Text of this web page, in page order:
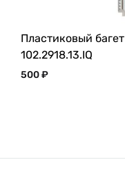
Пластиковый багет
102.2918.13.IQ
500₽